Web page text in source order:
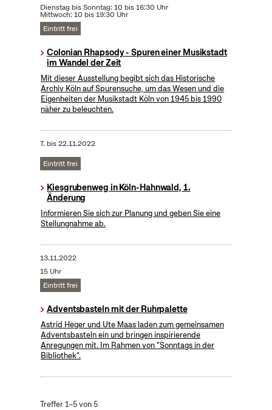
Dienstag bis Sonntag: 10 bis 16:30 Uhr
Mittwoch: 10 bis 19:30 Uhr
Eintritt frei
Colonian Rhapsody - Spuren einer Musikstadt
im Wandel der Zeit
Mit dieser Ausstellung begibt sich das Historische
Archiv Köln auf Spurensuche, um das Wesen und die
Eigenheiten der Musikstadt Köln von 1945 bis 1990
näher zu beleuchten.
7. bis22.11.2022
Eintritt frei
Kiesgrubenweg in Köln-Hahnwald, 1.
Änderung
Informieren Sie sich zur Planung und geben Sie eine
Stellungnahme ab.
13.11.2022
15 Uhr
Eintritt frei
Adventsbasteln mit der Ruhrpalette
Astrid Heger und Ute Maas laden zum gemeinsamen
Adventsbasteln ein und bringen inspirierende
Anregungen mit. Im Rahmen von "Sonntags in der
Bibliothek".
Treffer 1–5 von 5